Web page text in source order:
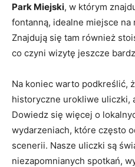
Park Miejski, w⁣ którym
‍fontanną,⁢ idealne miejsce
Znajdują się tam również‍
co czyni ‍wizytę jeszcze
Na koniec warto podkreślić,
historyczne urokliwe uliczki,⁤
Dowiedz się więcej ⁤o
wydarzeniach, które ​często
scenerii. Nasze uliczki są
niezapomnianych ‌spotkań,